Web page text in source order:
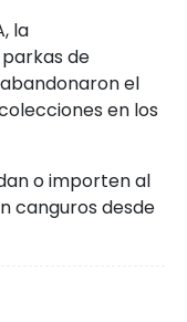
la
de
el
en los
o importen al
canguros desde